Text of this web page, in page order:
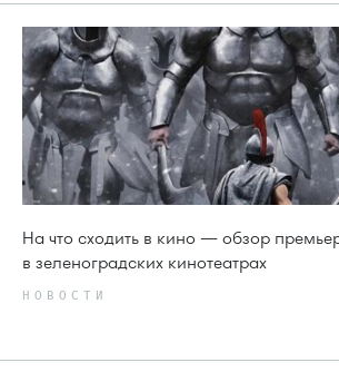
На что сходить в кино — обзор
в зеленоградских кинотеатрах
НОВОСТИ